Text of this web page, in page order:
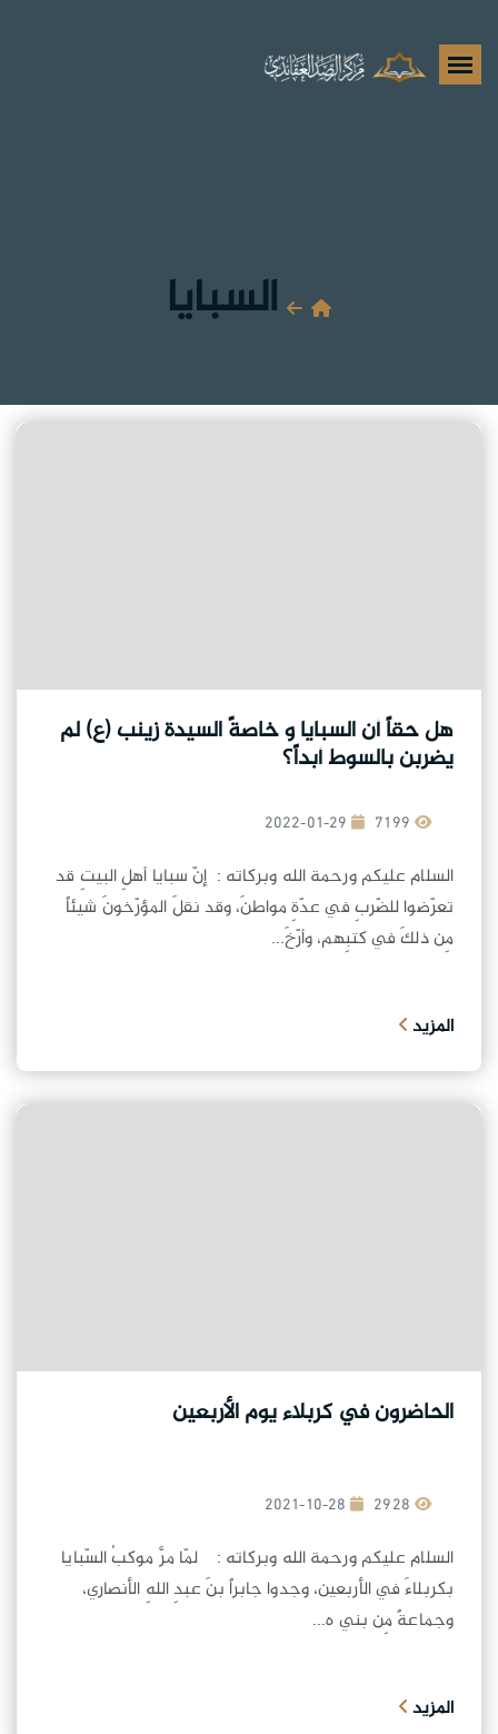
السبايا
هل حقاً أن السبايا و خاصةً السيدة زينب (ع) لم
يضربن بالسوط أبداً؟
2022-01-29
السلام عليكم ورحمة الله وبركاته : إنّ سبايا أهلِ البيتِ قد
تعرّضوا للضّربِ في عدّةِ مواطنَ، وقد نقلَ المؤرّخونَ شيئاً
مِن ذلكَ في كتبِهم، وأرّخَ...
المزيد
الحاضرون في كربلاء يوم الأربعين
2021-10-28
السلام عليكم ورحمة الله وبركاته : لمّا مرَّ موكبُ السّبايا
بكربلاءَ في الأربعين، وجدوا جابراً بنَ عبدِ اللهِ الأنصاري،
وجماعةً مِن بني ه...
المزيد